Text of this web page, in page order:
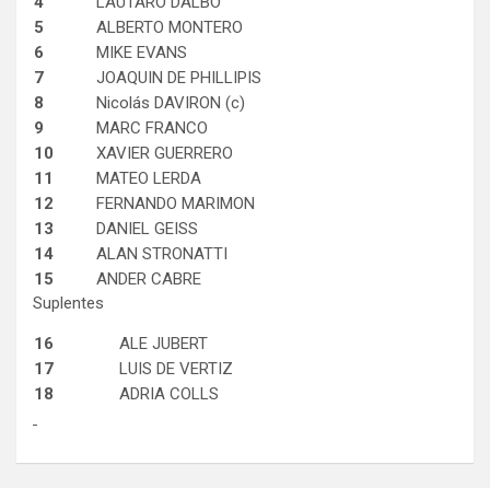
5
ALBERTO MONTERO
6
MIKE EVANS
7
JOAQUIN DE PHILLIPIS
8
Nicolás DAVIRON (c)
9
MARC FRANCO
10
XAVIER GUERRERO
11
MATEO LERDA
12
FERNANDO MARIMON
13
DANIEL GEISS
14
ALAN STRONATTI
15
ANDER CABRE
Suplentes
16
ALE JUBERT
17
LUIS DE VERTIZ
18
ADRIA COLLS